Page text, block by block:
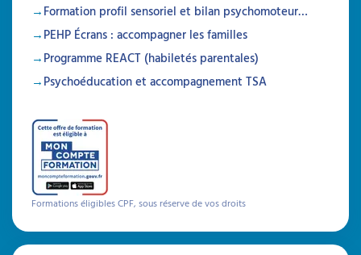
Formation profil sensoriel et bilan psychomoteur…
PEHP Écrans : accompagner les familles
Programme REACT (habiletés parentales)
Psychoéducation et accompagnement TSA
Formations éligibles CPF, sous réserve de vos droits